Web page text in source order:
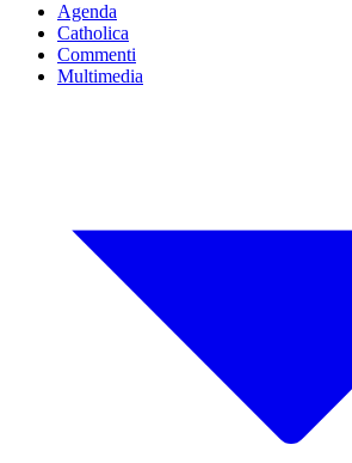
Agenda
Catholica
Commenti
Multimedia